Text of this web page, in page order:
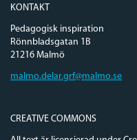
KONTAKT
Pedagogisk inspiration
Rönnbladsgatan 1B
21216 Malmö
malmo.delar.grf@malmo.se
CREATIVE COMMONS